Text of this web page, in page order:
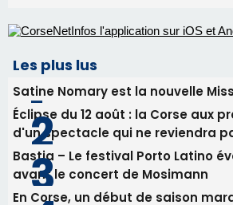
procession le 14 août
31/07/2026 08:24
Tennis - Début ce week-end du
RCPV
31/07/2026 08:22
82ème anniversaire de la
Commandant Antoine de Saint